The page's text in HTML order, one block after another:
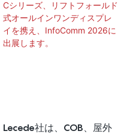
Lecede社は、COB、屋外